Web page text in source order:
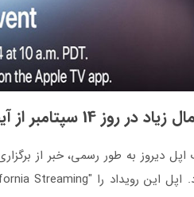
از آیفون 13 رونمایی خواهد کرد.